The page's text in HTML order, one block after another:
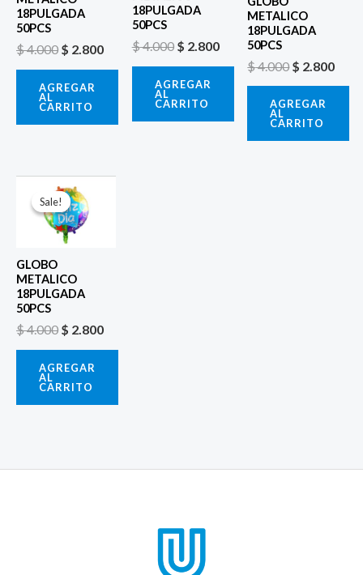
18PULGADA
50PCS
$4.000 $ 2.800
AGREGAR
AL
CARRITO
18PULGADA
50PCS
$4.000 $ 2.800
AGREGAR
AL
CARRITO
METALICO
18PULGADA
50PCS
$4.000$ 2.800
AGREGAR
AL
CARRITO
Sale!
Sale!
GLOBO
METALICO
18PULGADA
50PCS
$4.000
precio
original
era:
$ 4.000.
$ 2.800
AGREGAR
AL
CARRITO